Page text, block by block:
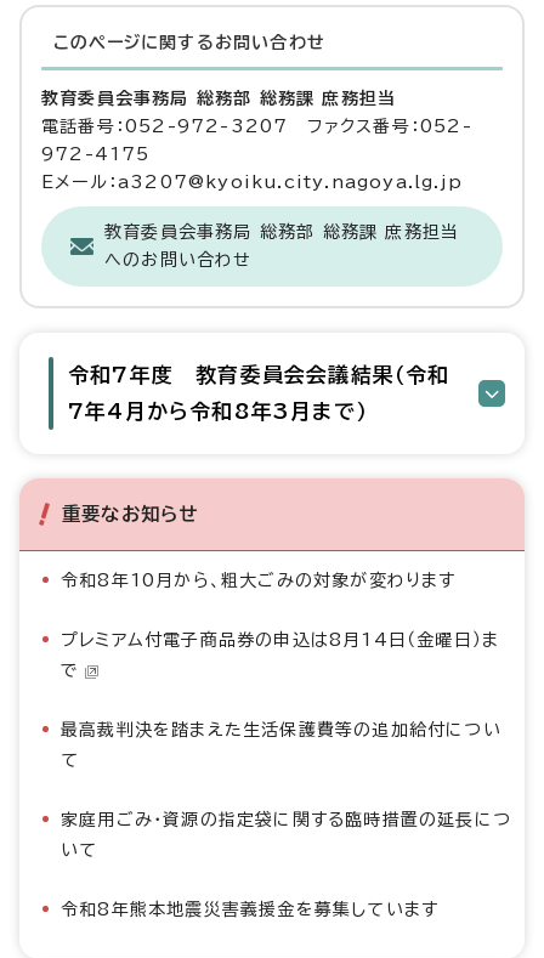
このページに関する お問い合わせ
教育委員会事務局 総務部 総務課 庶務担当
電話番号：052-972-3207 ファクス番号：052-
972-4175
Eメール：a3207@kyoiku.city.nagoya.lg.jp
教育委員会事務局 総務部 総務課 庶務担当
へのお問い合わせ
令和7年度 教育委員会会議結果（令和
7年4月から令和8年3月まで）
重要なお知らせ
令和8年10月から、粗大ごみの対象が変わります
プレミアム付電子商品券の申込は8月14日（金曜日）ま
で
最高裁判決を踏まえた生活保護費等の追加給付につい
て
家庭用ごみ・資源の指定袋に関する臨時措置の延長につ
いて
令和8年熊本地震災害義援金を募集しています